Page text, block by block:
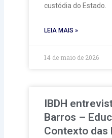
custódia do Estado.
LEIA MAIS »
14 de maio de 2026
IBDH
Barros –
Contexto das